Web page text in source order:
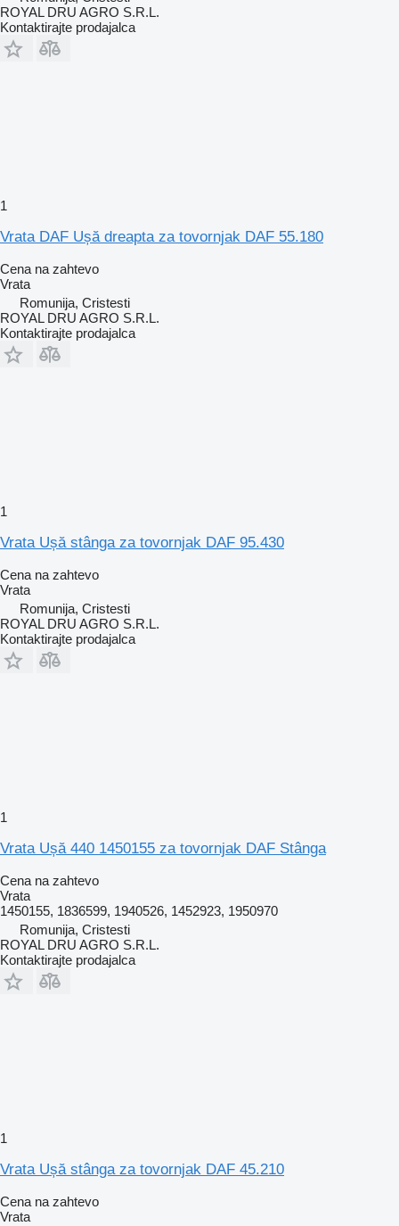
ROYAL DRU AGRO S.R.L.
Kontaktirajte prodajalca
1
Vrata DAF Ușă dreapta za tovornjak DAF 55.180
Cena na zahtevo
Vrata
Romunija, Cristesti
ROYAL DRU AGRO S.R.L.
Kontaktirajte prodajalca
1
Vrata Ușă stânga za tovornjak DAF 95.430
Cena na zahtevo
Vrata
Romunija, Cristesti
ROYAL DRU AGRO S.R.L.
Kontaktirajte prodajalca
1
Vrata Ușă 440 1450155 za tovornjak DAF Stânga
Cena na zahtevo
Vrata
1450155, 1836599, 1940526, 1452923, 1950970
Romunija, Cristesti
ROYAL DRU AGRO S.R.L.
Kontaktirajte prodajalca
1
Vrata Ușă stânga za tovornjak DAF 45.210
Cena na zahtevo
Vrata